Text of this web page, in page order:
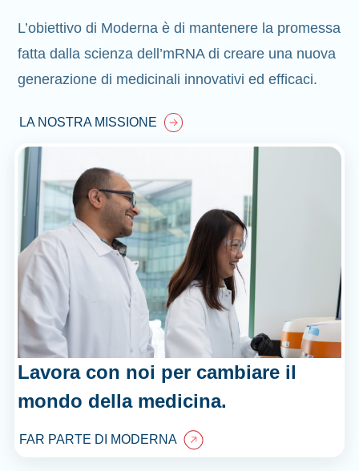
L’obiettivo di Moderna è di mantenere la promessa
fatta dalla scienza dell’mRNA di creare una nuova
generazione di medicinali innovativi ed efficaci.
LA NOSTRA MISSIONE
Lavora con noi per cambiare il
mondo della medicina.
FAR PARTE DI MODERNA